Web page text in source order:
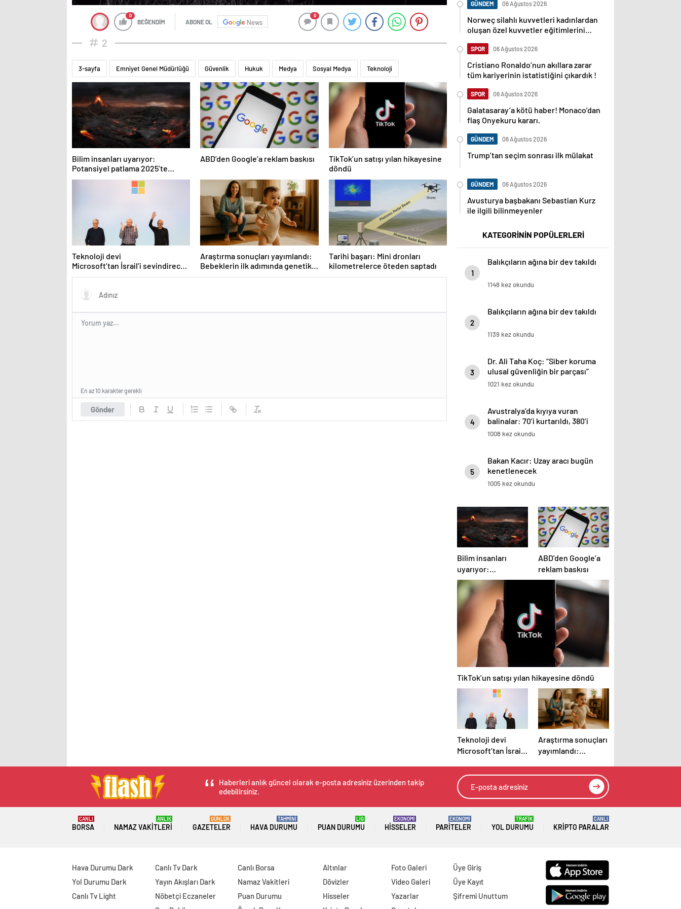
0
BEĞENDİM ABONE OL News
0
2
3-sayfa Emniyet Genel Müdürlüğü Güvenlik Hukuk Medya Sosyal Medya Teknoloji
Bilim insanları uyarıyor:
Potansiyel patlama 2025’te
bekleniyor!
ABD’den Google’a reklam baskısı
TikTok’un satışı yılan hikayesine
döndü
Teknoloji devi
Microsoft’tan İsrail’i sevindirecek
haber
Araştırma sonuçları yayımlandı:
Bebeklerin ilk adımında genetik
ve çevre etkisi
Tarihi başarı: Mini dronları
kilometrelerce öteden saptadı
Gönder
En az 10 karakter gerekli
GÜNDEM 06 Ağustos 2026
Norweç silahlı kuvvetleri kadınlardan
oluşan özel kuvvetler eğitimlerini
SPOR 06 Ağustos 2026
Cristiano Ronaldo’nun akıllara zarar
tüm kariyerinin istatistiğini çıkardık !
SPOR 06 Ağustos 2026
Galatasaray’a kötü haber! Monaco’dan
flaş Onyekuru kararı.
GÜNDEM 06 Ağustos 2026
Trump’tan seçim sonrası ilk mülakat
GÜNDEM 06 Ağustos 2026
Avusturya başbakanı Sebastian Kurz
ile ilgili bilinmeyenler
KATEGORİNİN POPÜLERLERİ
1
Balıkçıların ağına bir dev takıldı
1148 kez okundu
2
Balıkçıların ağına bir dev takıldı
1139 kez okundu
3
Dr. Ali Taha Koç: “Siber koruma
ulusal güvenliğin bir parçası”
1021 kez okundu
4
Avustralya’da kıyıya vuran
balinalar: 70’i kurtarıldı, 380’i
öldü
1008 kez okundu
5
Bakan Kacır: Uzay aracı bugün
kenetlenecek
1005 kez okundu
Bilim insanları
uyarıyor:
Potansiyel patlama
2025’te bekleniyor!
ABD’den Google’a
reklam baskısı
TikTok’un satışı yılan hikayesine döndü
Teknoloji devi
Microsoft’tan İsrail’i
Araştırma sonuçları
yayımlandı:
adımında genetik
ve çevre etkisi
Haberleri anlık güncel olarak e-posta adresiniz üzerinden takip
edebilirsiniz.
BORSA
CANLI
NAMAZ VAKITLERI
ANLIK
GAZETELER
GÜNLÜK
HAVA DURUMU
TAHMİNİ
PUAN DURUMU
LİG
HISSELER
EKONOMİ
PARITELER
EKONOMİ
YOL DURUMU
TRAFİK
KRIPTO PARALAR
CANLI
Hava Durumu Dark
Yol Durumu Dark
Canlı Tv Light
Canlı Tv Dark
Yayın Akışları Dark
Nöbetçi Eczaneler
Canlı Borsa
Namaz Vakitleri
Puan Durumu
Altınlar
Dövizler
Hisseler
Foto Galeri
Video Galeri
Yazarlar
Üye Giriş
Üye Kayıt
Şifremi Unuttum